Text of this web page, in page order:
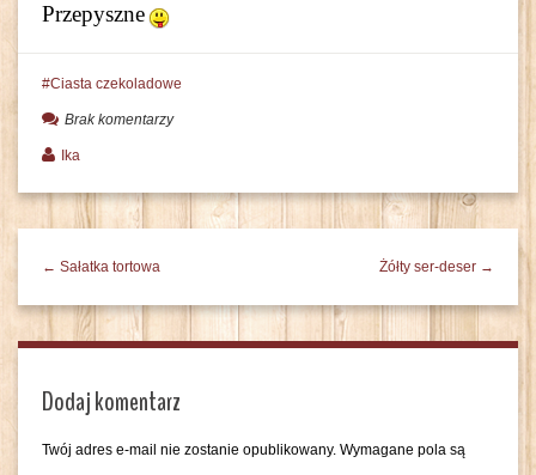
Przepyszne
Ciasta czekoladowe
Brak komentarzy
Ika
← Sałatka tortowa Żółty ser-deser →
Dodaj komentarz
Twój adres e-mail nie zostanie opublikowany. Wymagane pola są